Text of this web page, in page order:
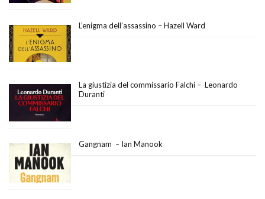
L’enigma dell’assassino – Hazell Ward
La giustizia del commissario Falchi – Leonardo
Duranti
Gangnam – Ian Manook